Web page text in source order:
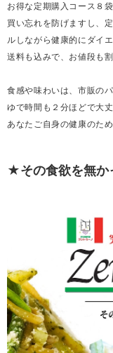
お得な定期購入コース８
買い忘れを防げますし、
ルしながら健康的にダイ
送料も込みで、お値段も
食感や味わいは、市販の
ゆで時間も２分ほどで大
あなたご自身の健康のた
★その食欲を無か